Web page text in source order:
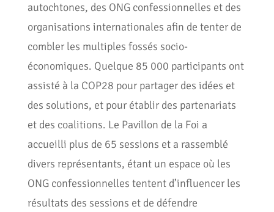
autochtones, des ONG confessionnelles et des
organisations internationales afin de tenter de
combler les multiples fossés socio-
économiques. Quelque 85 000 participants ont
assisté à la COP28 pour partager des idées et
des solutions, et pour établir des partenariats
et des coalitions. Le Pavillon de la Foi a
accueilli plus de 65 sessions et a rassemblé
divers représentants, étant un espace où les
ONG confessionnelles tentent d’influencer les
résultats des sessions et de défendre